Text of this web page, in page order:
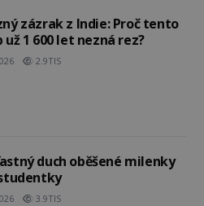
zázrak z Indie: Proč tento
už 1 600 let nezná rez?
2.9TIS
duch oběšené milenky
3.9TIS